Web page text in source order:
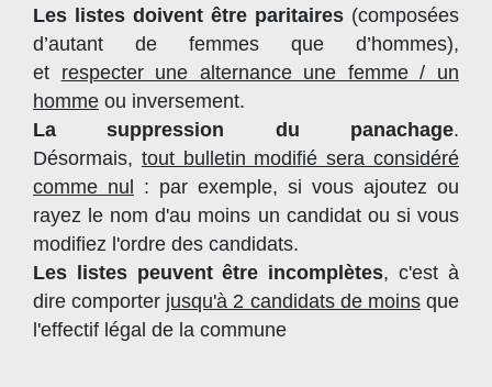
Les listes doivent être paritaires (composées
d’autant de femmes que d’hommes),
et respecter une alternance une femme / un
homme ou inversement.
La suppression du panachage.
Désormais, tout bulletin modifié sera considéré
comme nul : par exemple, si vous ajoutez ou
rayez le nom d'au moins un candidat ou si vous
modifiez l'ordre des candidats.
Les listes peuvent être incomplètes, c'est à
dire comporter jusqu'à 2 candidats de moinsque
l'effectif légal de la commune